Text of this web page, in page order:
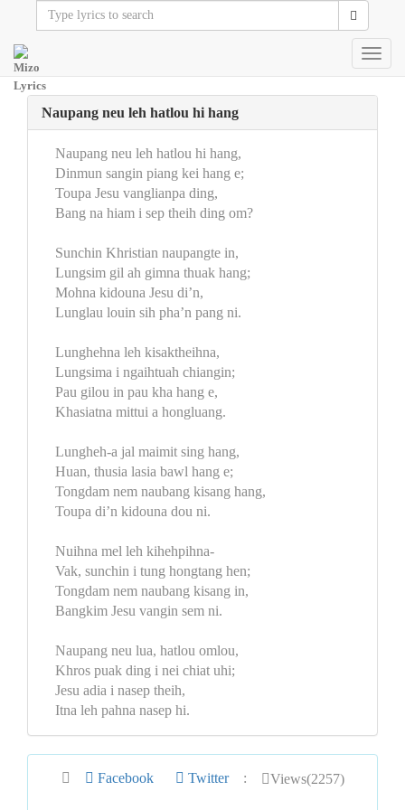
Naupang neu leh hatlou hi hang
Naupang neu leh hatlou hi hang,
Dinmun sangin piang kei hang e;
Toupa Jesu vanglianpa ding,
Bang na hiam i sep theih ding om?
Sunchin Khristian naupangte in,
Lungsim gil ah gimna thuak hang;
Mohna kidouna Jesu di’n,
Lunglau louin sih pha’n pang ni.
Lunghehna leh kisaktheihna,
Lungsima i ngaihtuah chiangin;
Pau gilou in pau kha hang e,
Khasiatna mittui a hongluang.
Lungheh-a jal maimit sing hang,
Huan, thusia lasia bawl hang e;
Tongdam nem naubang kisang hang,
Toupa di’n kidouna dou ni.
Nuihna mel leh kihehpihna-
Vak, sunchin i tung hongtang hen;
Tongdam nem naubang kisang in,
Bangkim Jesu vangin sem ni.
Naupang neu lua, hatlou omlou,
Khros puak ding i nei chiat uhi;
Jesu adia i nasep theih,
Itna leh pahna nasep hi.
Facebook Twitter : Views(2257)